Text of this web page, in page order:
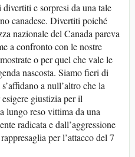
e sorpresi da una tale
canadese. Divertiti poiché
nazionale del Canada pareva
a confronto con le nostre
o per quel che vale le
nascosta. Siamo fieri di
a null’altro che la
giustizia per il
lungo reso vittima da una
radicata e dall’aggressione
per l’attacco del 7